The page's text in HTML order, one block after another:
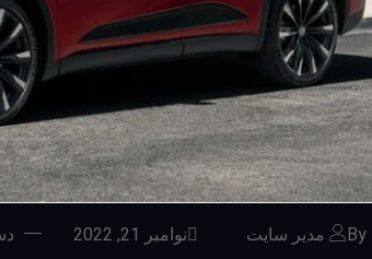
By مدیر سایت نوامبر 21, 2022